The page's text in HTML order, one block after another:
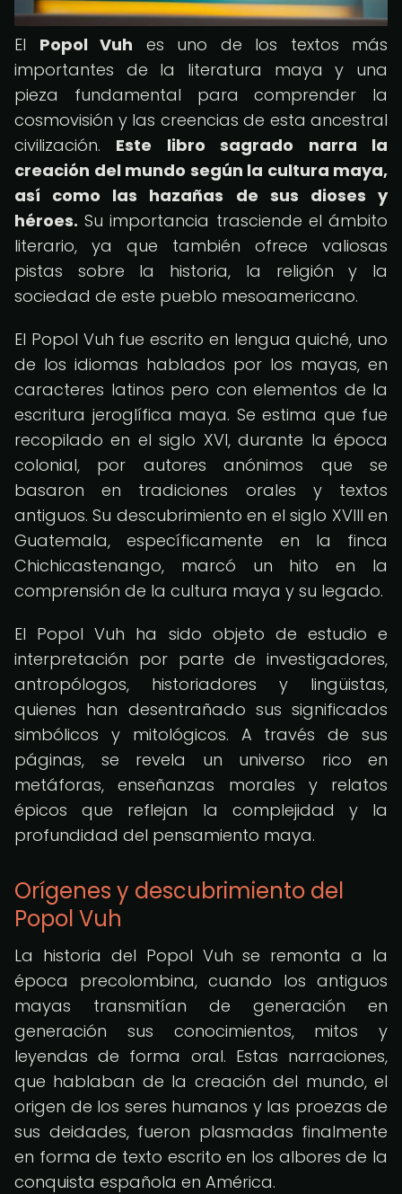
El Popol Vuh es uno de los textos más
importantes de la literatura maya y una
pieza fundamental para comprender la
cosmovisión y las creencias de esta ancestral
civilización. Este libro sagrado narra la
creación del mundo según la cultura maya,
así como las hazañas de sus dioses y
héroes. Su importancia trasciende el ámbito
literario, ya que también ofrece valiosas
pistas sobre la historia, la religión y la
sociedad de este pueblo mesoamericano.
El Popol Vuh fue escrito en lengua quiché, uno
de los idiomas hablados por los mayas, en
caracteres latinos pero con elementos de la
escritura jeroglífica maya. Se estima que fue
recopilado en el siglo XVI, durante la época
colonial, por autores anónimos que se
basaron en tradiciones orales y textos
antiguos. Su descubrimiento en el siglo XVIII en
Guatemala, específicamente en la finca
Chichicastenango, marcó un hito en la
comprensión de la cultura maya y su legado.
El Popol Vuh ha sido objeto de estudio e
interpretación por parte de investigadores,
antropólogos, historiadores y lingüistas,
quienes han desentrañado sus significados
simbólicos y mitológicos. A través de sus
páginas, se revela un universo rico en
metáforas, enseñanzas morales y relatos
épicos que reflejan la complejidad y la
profundidad del pensamiento maya.
Orígenes y descubrimiento del
Popol Vuh
La historia del Popol Vuh se remonta a la
época precolombina, cuando los antiguos
mayas transmitían de generación en
generación sus conocimientos, mitos y
leyendas de forma oral. Estas narraciones,
que hablaban de la creación del mundo, el
origen de los seres humanos y las proezas de
sus deidades, fueron plasmadas finalmente
en forma de texto escrito en los albores de la
conquista española en América.